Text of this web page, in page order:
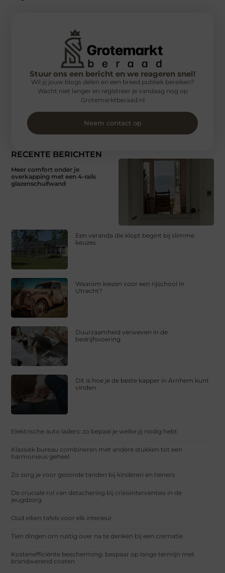
RECENTE BERICHTEN
Meer comfort onder je
overkapping met een 4-rails
glazenschuifwand
Een veranda die klopt begint bij slimme
keuzes
Waarom kiezen voor een rijschool in
Utrecht?
Duurzaamheid verweven in de
bedrijfsvoering
Dit is hoe je de beste kapper in Arnhem kunt
vinden
Elektrische auto laders: zo bepaal je welke jij nodig hebt
Klassiek bureau combineren met andere stukken tot een
harmonieus geheel
Zo zorg je voor gezonde tanden bij kinderen en tieners
De cruciale rol van detachering bij crisisinterventies in de
jeugdzorg
Oud eiken tafels voor elk interieur
Tien dingen om rustig over na te denken bij een crematie
Kostenefficiënte bescherming: bespaar op lange termijn met
brandwerend coaten
Stuur ons een bericht en we reageren snel!
Wil jij jouw blogs delen en een breed publiek bereiken?
Wacht niet langer en registreer je vandaag nog op
Grotemarktberaad.nl
Neem contact op